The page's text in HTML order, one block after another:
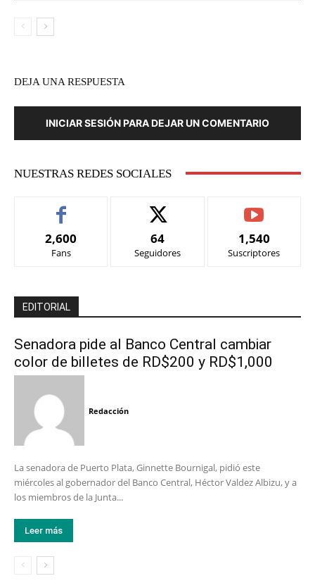
DEJA UNA RESPUESTA
INICIAR SESIÓN PARA DEJAR UN COMENTARIO
NUESTRAS REDES SOCIALES
2,600
Fans
64
Seguidores
1,540
Suscriptores
EDITORIAL
Senadora pide al Banco Central cambiar
color de billetes de RD$200 y RD$1,000
Redacción
La senadora de Puerto Plata, Ginnette Bournigal, pidió este
miércoles al gobernador del Banco Central, Héctor Valdez Albizu, y a
los miembros de la Junta...
Leer más